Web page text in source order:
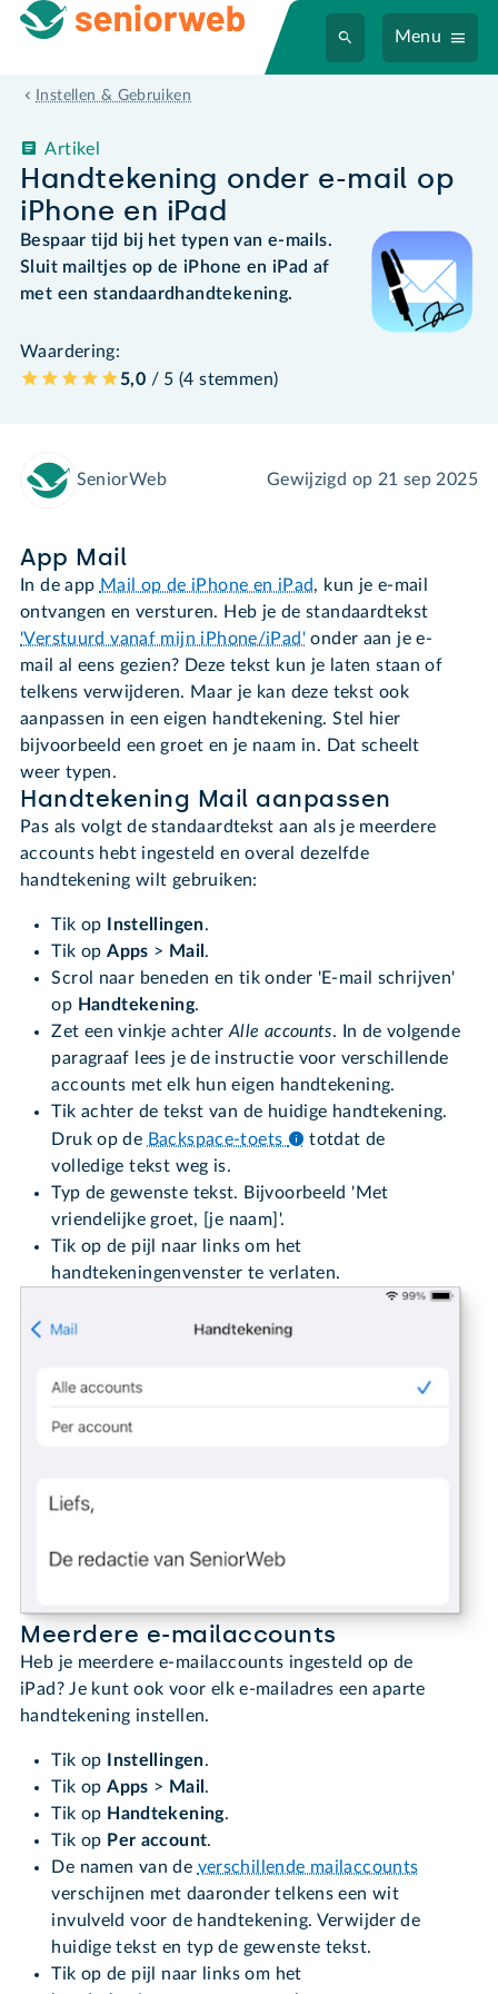
Menu
Instellen & Gebruiken
Handtekening onder e-mail op
iPhone en iPad
Artikel
Bespaar tijd bij het typen van e-mails.
Sluit mailtjes op de iPhone en iPad af
met een standaardhandtekening.
Waardering:
5,0 / 5 (4 stemmen)
SeniorWeb Gewijzigd op 21 sep 2025
App Mail
In de app Mail op de iPhone en iPad, kun je e-mail
ontvangen en versturen. Heb je de standaardtekst
'Verstuurd vanaf mijn iPhone/iPad' onder aan je e-
mail al eens gezien? Deze tekst kun je laten staan of
telkens verwijderen. Maar je kan deze tekst ook
aanpassen in een eigen handtekening. Stel hier
bijvoorbeeld een groet en je naam in. Dat scheelt
weer typen.
Handtekening Mail aanpassen
Pas als volgt de standaardtekst aan als je meerdere
accounts hebt ingesteld en overal dezelfde
handtekening wilt gebruiken:
Tik op Instellingen.
Tik opApps > Mail .
Scrol naar beneden en tik onder 'E-mail schrijven'
op Handtekening.
Zet een vinkje achterAlle accounts. In de volgende
paragraaf lees je de instructie voor verschillende
accounts met elk hun eigen handtekening.
Tik achter de tekst van de huidige handtekening.
Druk op de Backspace-toets
totdat de
volledige tekst weg is.
Typ de gewenste tekst. Bijvoorbeeld 'Met
vriendelijke groet, [je naam]'.
Tik op de pijl naar links om het
handtekeningenvenster te verlaten.
Meerdere e-mailaccounts
Heb je meerdere e-mailaccounts ingesteld op de
iPad? Je kunt ook voor elk e-mailadres een aparte
handtekening instellen.
Tik op Instellingen.
Tik opApps > Mail .
Tik op Handtekening.
Tik op Per account.
De namen van de verschillende mailaccounts
verschijnen met daaronder telkens een wit
invulveld voor de handtekening. Verwijder de
huidige tekst en typ de gewenste tekst.
Tik op de pijl naar links om het